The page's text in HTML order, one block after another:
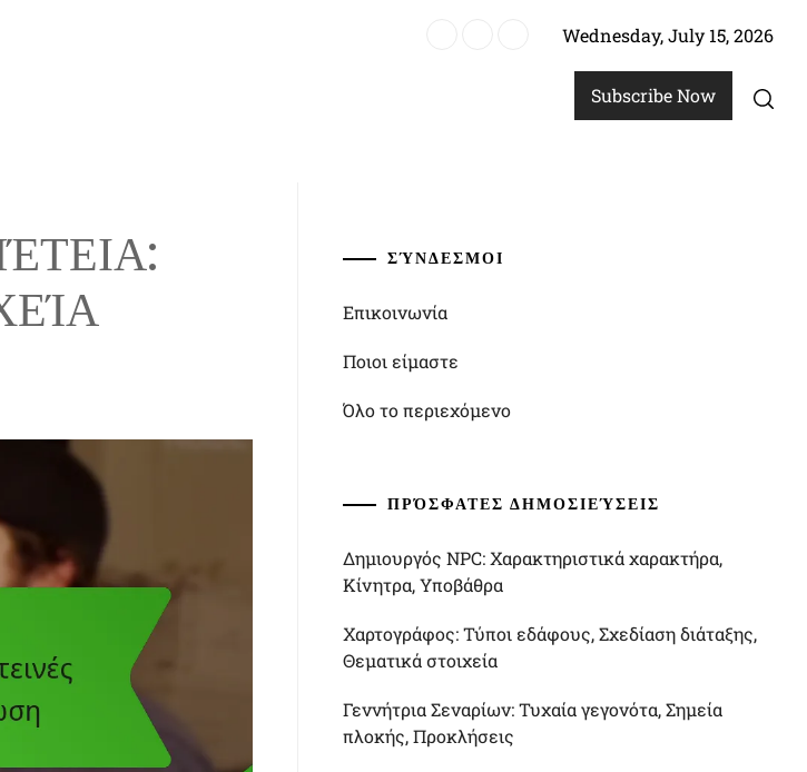
Wednesday, July 15, 2026
Subscribe Now
ΣΎΝΔΕΣΜΟΙ
Επικοινωνία
Ποιοι είμαστε
Όλο το περιεχόμενο
ΠΡΌΣΦΑΤΕΣ ΔΗΜΟΣΙΕΎΣΕΙΣ
Δημιουργός NPC: Χαρακτηριστικά χαρακτήρα,
Κίνητρα, Υποβάθρα
Χαρτογράφος: Τύποι εδάφους, Σχεδίαση διάταξης,
Θεματικά στοιχεία
Γεννήτρια Σεναρίων: Τυχαία γεγονότα, Σημεία
πλοκής, Προκλήσεις